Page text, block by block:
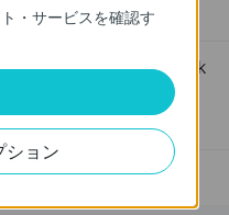
Using Your TP-Link
・サービスを確認す
ション